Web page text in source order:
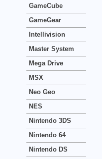
GameCube
GameGear
Intellivision
Master System
Mega Drive
MSX
Neo Geo
NES
Nintendo 3DS
Nintendo 64
Nintendo DS